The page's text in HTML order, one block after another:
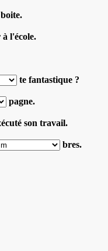
l'école.
te fantastique ?
pagne.
son travail.
bres.